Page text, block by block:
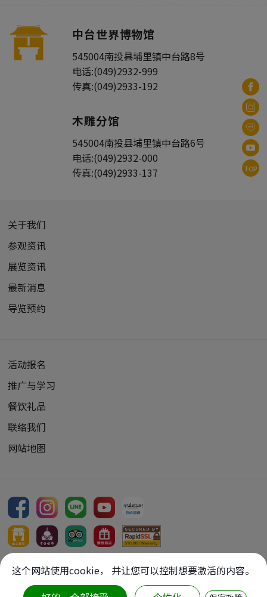
中台世界博物馆
545004南投县埔里镇中台路8号
电话:(049)2932-999
传真:(049)2933-192
木雕分馆
545004南投县埔里镇中台路6号
电话:(049)2932-000
传真:(049)2933-137
关于我们
参观资讯
展览资讯
最新消息
导览预约
活动报名
推广与学习
餐饮礼品
联络我们
网站地图
Copyright Reserved, 2026
TOP
这个网站使用cookie， 并让您可以控制想要激活的内容。